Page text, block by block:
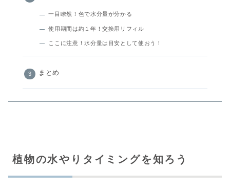
一目瞭然！色で水分量が分かる
使用期間は約１年！交換用リフィル
ここに注意！水分量は目安として使おう！
まとめ
植物の水やりタイミングを知ろう